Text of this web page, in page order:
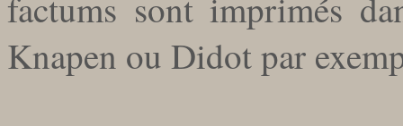
Knapen ou Didot par